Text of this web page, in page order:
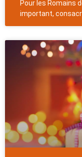
Pour les Romains
important,